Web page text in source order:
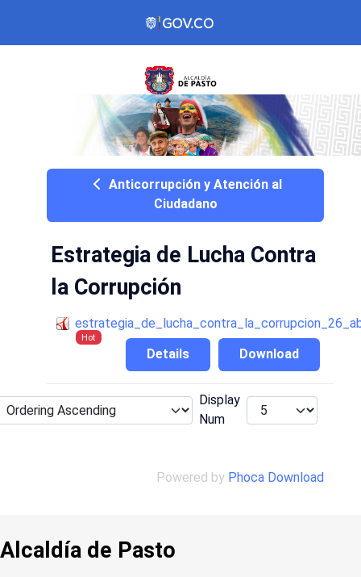
Anticorrupción y Atención al
Ciudadano
Estrategia de Lucha Contra
la Corrupción
Hot
Download
Details
Display
Num
Powered by Phoca Download
Alcaldía de Pasto